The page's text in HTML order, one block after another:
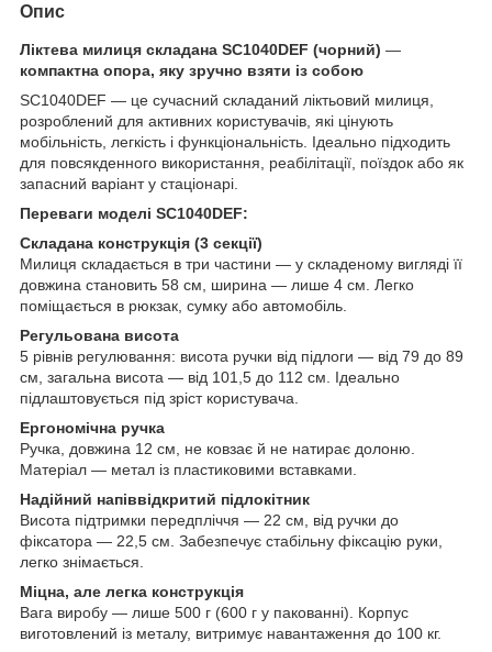
Опис
Ліктева милиця складана SC1040DEF (чорний) —
компактна опора, яку зручно взяти із собою
SC1040DEF — це сучасний складаний ліктьовий милиця,
розроблений для активних користувачів, які цінують
мобільність, легкість і функціональність. Ідеально підходить
для повсякденного використання, реабілітації, поїздок або як
запасний варіант у стаціонарі.
Переваги моделі SC1040DEF:
Складана конструкція (3 секції)
Милиця складається в три частини — у складеному вигляді її
довжина становить 58 см, ширина — лише 4 см. Легко
поміщається в рюкзак, сумку або автомобіль.
Регульована висота
5 рівнів регулювання: висота ручки від підлоги — від 79 до 89
см, загальна висота — від 101,5 до 112 см. Ідеально
підлаштовується під зріст користувача.
Ергономічна ручка
Ручка, довжина 12 см, не ковзає й не натирає долоню.
Матеріал — метал із пластиковими вставками.
Надійний напіввідкритий підлокітник
Висота підтримки передпліччя — 22 см, від ручки до
фіксатора — 22,5 см. Забезпечує стабільну фіксацію руки,
легко знімається.
Міцна, але легка конструкція
Вага виробу — лише 500 г (600 г у пакованні). Корпус
виготовлений із металу, витримує навантаження до 100 кг.